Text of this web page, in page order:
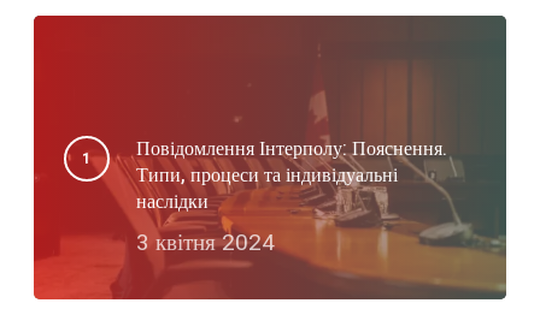
Повідомлення Інтерполу: Пояснення.
Типи, процеси та індивідуальні
наслідки
3 квітня 2024